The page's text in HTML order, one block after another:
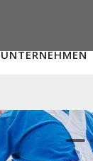
UNTERNEHMEN
1